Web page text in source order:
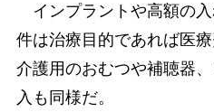
インプラントや高額の
件は治療目的であれば医療
介護用のおむつや補聴器
入も同様だ。